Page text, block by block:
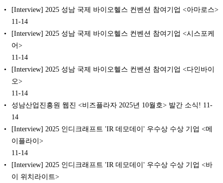
[Interview] 2025 성남 국제 바이오헬스 컨벤션 참여기업 <아마로스>
11-14
[Interview] 2025 성남 국제 바이오헬스 컨벤션 참여기업 <시스포케
어>
11-14
[Interview] 2025 성남 국제 바이오헬스 컨벤션 참여기업 <다인바이
오>
11-14
성남산업진흥원 웹진 <비즈플라자 2025년 10월호> 발간 소식! 11-
14
[Interview] 2025 인디크래프트 'IR 데모데이' 우수상 수상 기업 <메
이플라이>
11-14
[Interview] 2025 인디크래프트 'IR 데모데이' 우수상 수상 기업 <바
이 위치라이트>